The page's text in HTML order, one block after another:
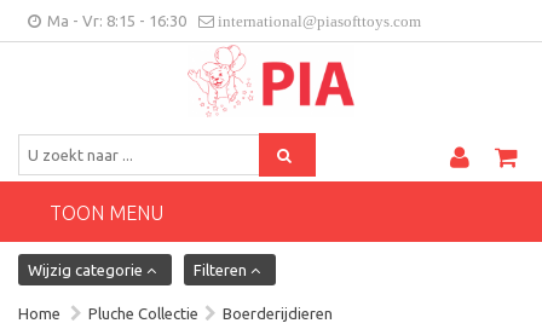
Ma - Vr: 8:15 - 16:30 international@piasofttoys.com
Klantenfeedback
BE/NL
TOON MENU
Wijzig categorie Filteren
Home Pluche Collectie Boerderijdieren